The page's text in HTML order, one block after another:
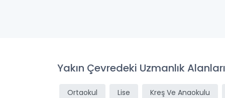
Yakın Çevredeki Uzmanlık Alanları
Ortaokul Lise Kreş Ve Anaokulu